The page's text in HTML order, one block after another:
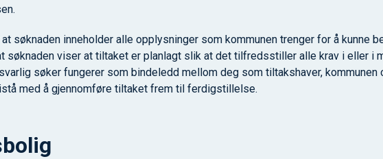
søknaden inneholder alle opplysninger som kommunen trenger for å kunne
søknaden viser at tiltaket er planlagt slik at det tilfredsstiller alle krav i eller i
søker fungerer som bindeledd mellom deg som tiltakshaver, kommunen
med å gjennomføre tiltaket frem til ferdigstillelse.